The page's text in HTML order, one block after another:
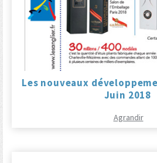
Les nouveaux
Juin 2018
Agrandir